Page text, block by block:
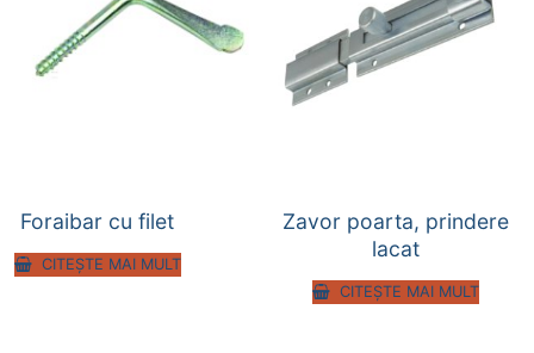
Foraibar cu filet
CITEȘTE MAI MULT
Zavor poarta, prindere
lacat
CITEȘTE MAI MULT